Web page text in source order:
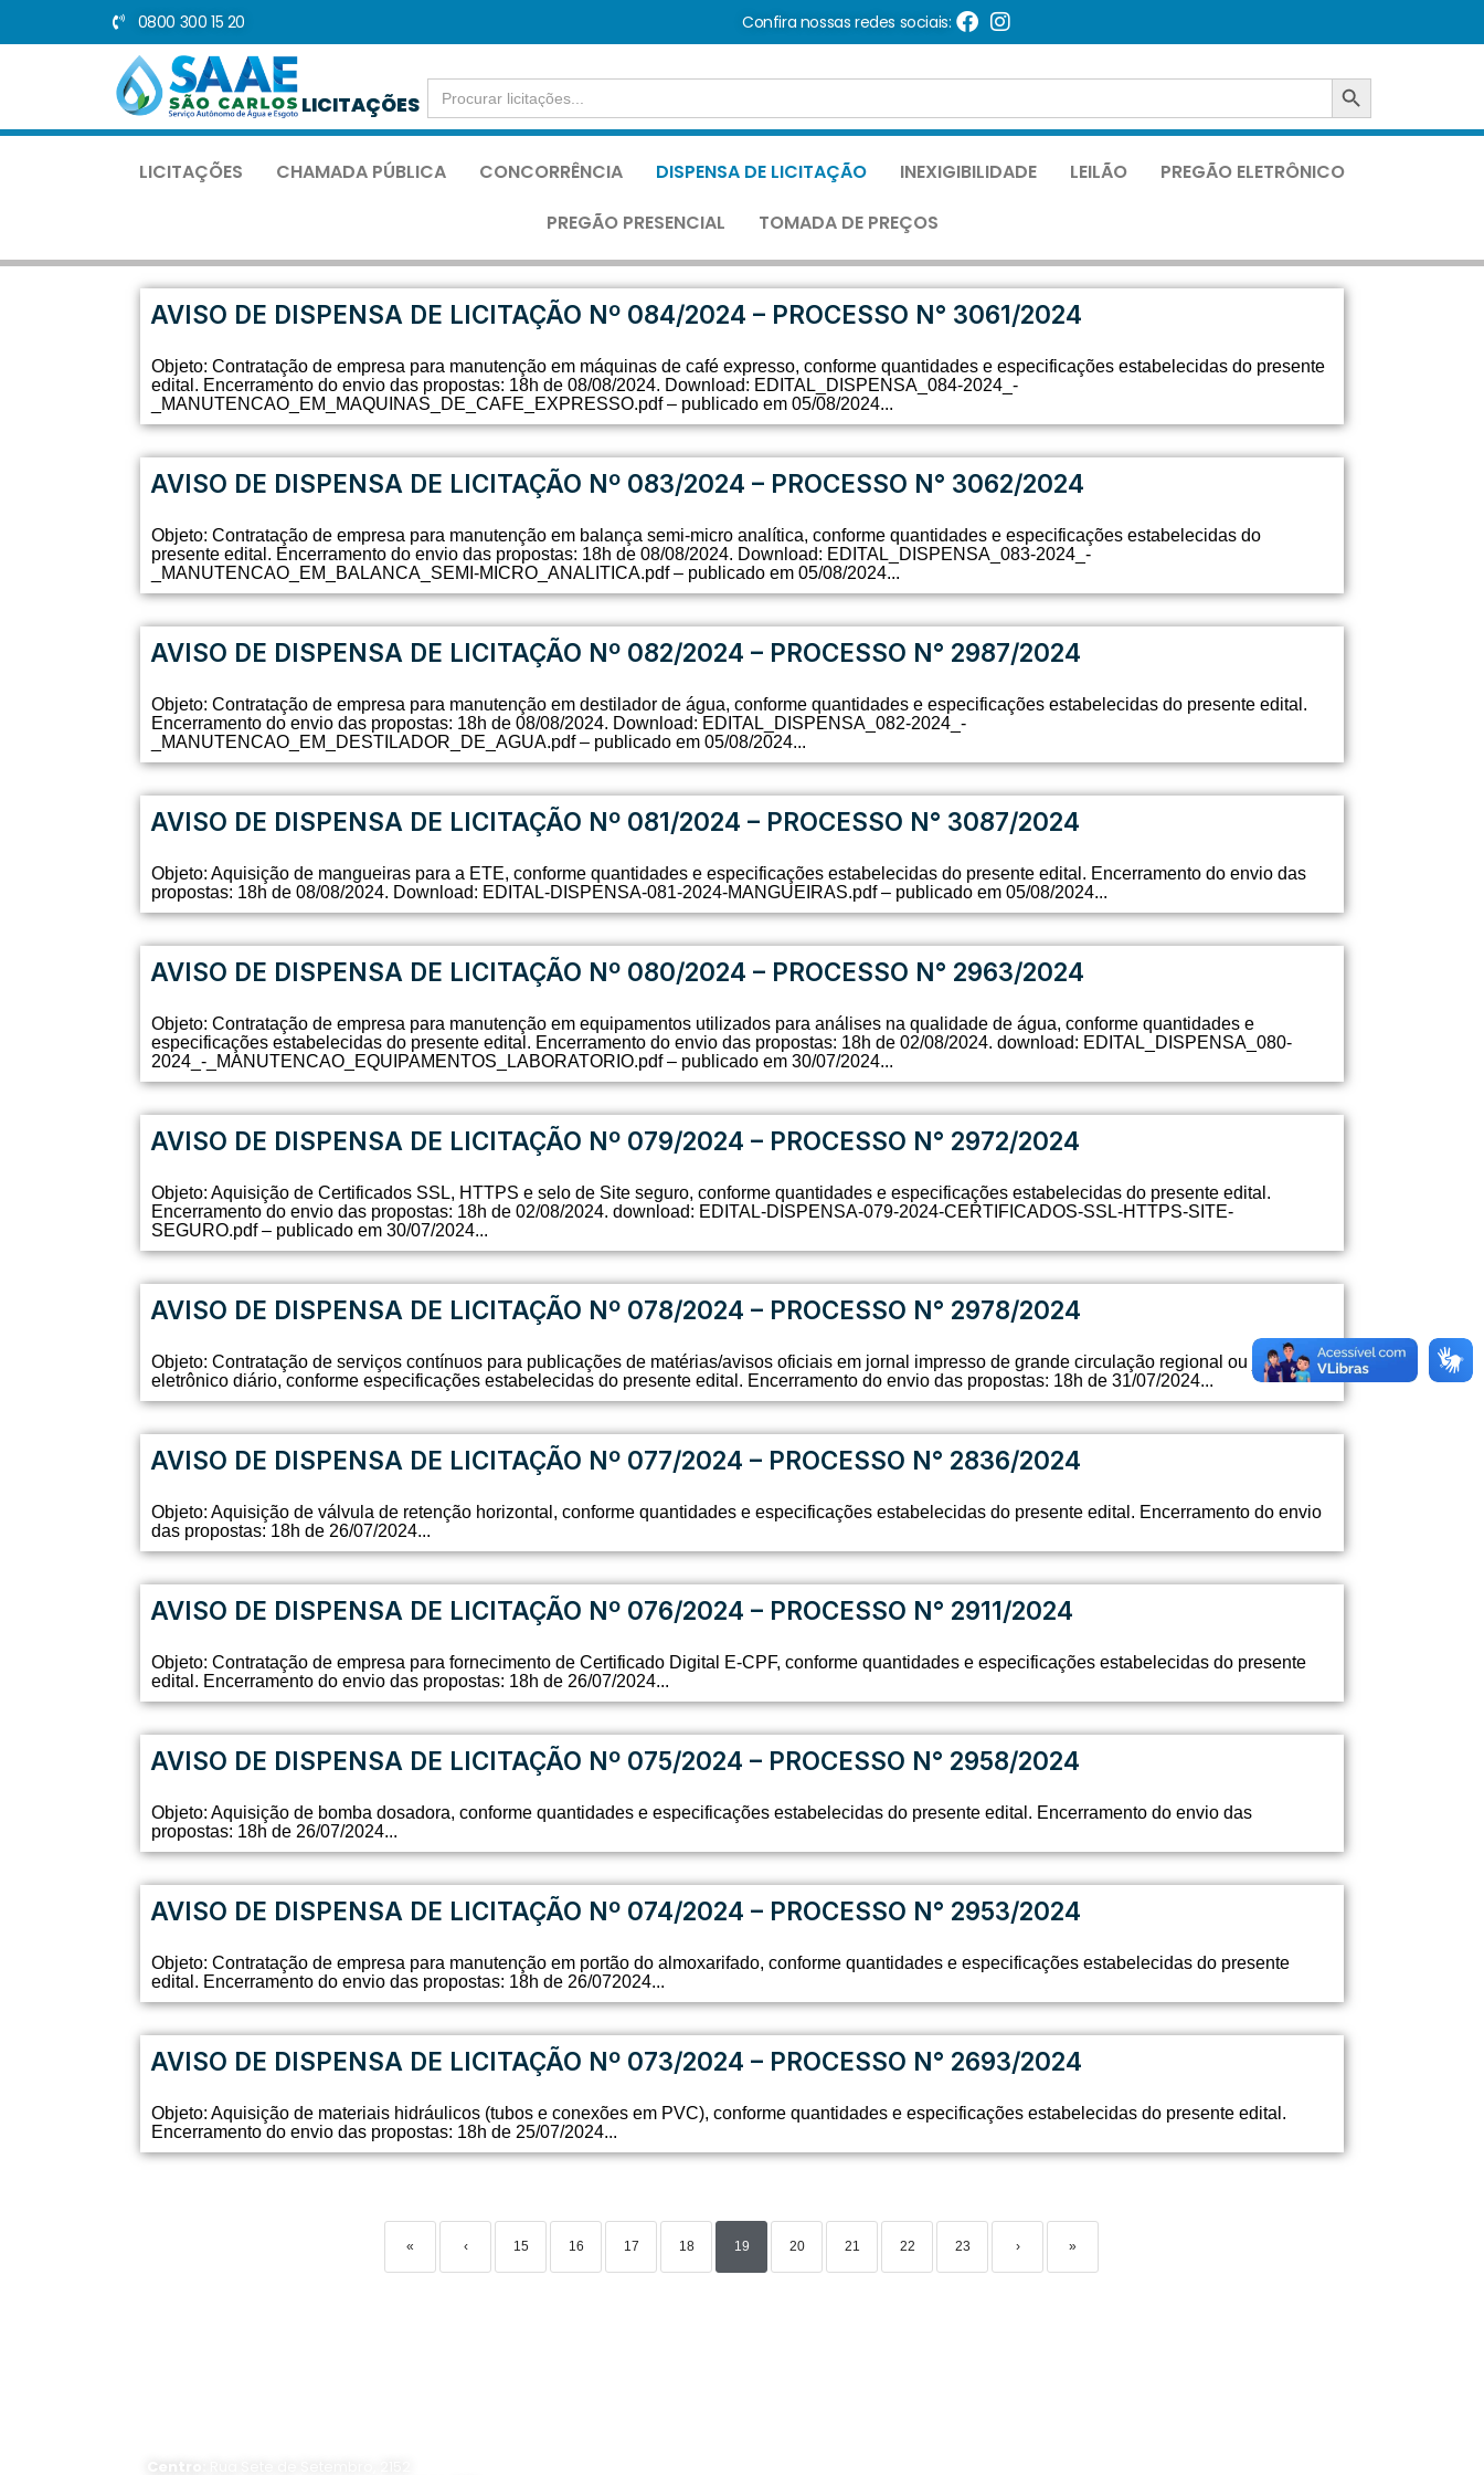
0800 300 15 20 Confira nossas redes sociais:
LICITAÇÕES
Search
for:
SEARCH BUTTON
LICITAÇÕES CHAMADA PÚBLICA CONCORRÊNCIA DISPENSA DE LICITAÇÃO INEXIGIBILIDADE LEILÃO
PREGÃO ELETRÔNICO
PREGÃO PRESENCIAL
TOMADA DE PREÇOS
AVISO DE DISPENSA DE LICITAÇÃO Nº 084/2024 – PROCESSO N° 3061/2024
Objeto: Contratação de empresa para manutenção em máquinas de café expresso, conforme quantidades e especificações estabelecidas do presente
edital. Encerramento do envio das propostas: 18h de 08/08/2024. Download: EDITAL_DISPENSA_084-2024_-
_MANUTENCAO_EM_MAQUINAS_DE_CAFE_EXPRESSO.pdf – publicado em 05/08/2024...
AVISO DE DISPENSA DE LICITAÇÃO Nº 083/2024 – PROCESSO N° 3062/2024
Objeto: Contratação de empresa para manutenção em balança semi-micro analítica, conforme quantidades e especificações estabelecidas do
presente edital. Encerramento do envio das propostas: 18h de 08/08/2024. Download: EDITAL_DISPENSA_083-2024_-
_MANUTENCAO_EM_BALANCA_SEMI-MICRO_ANALITICA.pdf – publicado em 05/08/2024...
AVISO DE DISPENSA DE LICITAÇÃO Nº 082/2024 – PROCESSO N° 2987/2024
Objeto: Contratação de empresa para manutenção em destilador de água, conforme quantidades e especificações estabelecidas do presente edital.
Encerramento do envio das propostas: 18h de 08/08/2024. Download: EDITAL_DISPENSA_082-2024_-
_MANUTENCAO_EM_DESTILADOR_DE_AGUA.pdf – publicado em 05/08/2024...
AVISO DE DISPENSA DE LICITAÇÃO Nº 081/2024 – PROCESSO N° 3087/2024
Objeto: Aquisição de mangueiras para a ETE, conforme quantidades e especificações estabelecidas do presente edital. Encerramento do envio das
propostas: 18h de 08/08/2024. Download: EDITAL-DISPENSA-081-2024-MANGUEIRAS.pdf – publicado em 05/08/2024...
AVISO DE DISPENSA DE LICITAÇÃO Nº 080/2024 – PROCESSO N° 2963/2024
Objeto: Contratação de empresa para manutenção em equipamentos utilizados para análises na qualidade de água, conforme quantidades e
especificações estabelecidas do presente edital. Encerramento do envio das propostas: 18h de 02/08/2024. download: EDITAL_DISPENSA_080-
2024_-_MANUTENCAO_EQUIPAMENTOS_LABORATORIO.pdf – publicado em 30/07/2024...
AVISO DE DISPENSA DE LICITAÇÃO Nº 079/2024 – PROCESSO N° 2972/2024
Objeto: Aquisição de Certificados SSL, HTTPS e selo de Site seguro, conforme quantidades e especificações estabelecidas do presente edital.
Encerramento do envio das propostas: 18h de 02/08/2024. download: EDITAL-DISPENSA-079-2024-CERTIFICADOS-SSL-HTTPS-SITE-
SEGURO.pdf – publicado em 30/07/2024...
AVISO DE DISPENSA DE LICITAÇÃO Nº 078/2024 – PROCESSO N° 2978/2024
Objeto: Contratação de serviços contínuos para publicações de matérias/avisos oficiais em jornal impresso de grande circulação regional ou jornal
eletrônico diário, conforme especificações estabelecidas do presente edital. Encerramento do envio das propostas: 18h de 31/07/2024...
AVISO DE DISPENSA DE LICITAÇÃO Nº 077/2024 – PROCESSO N° 2836/2024
Objeto: Aquisição de válvula de retenção horizontal, conforme quantidades e especificações estabelecidas do presente edital. Encerramento do envio
das propostas: 18h de 26/07/2024...
AVISO DE DISPENSA DE LICITAÇÃO Nº 076/2024 – PROCESSO N° 2911/2024
Objeto: Contratação de empresa para fornecimento de Certificado Digital E-CPF, conforme quantidades e especificações estabelecidas do presente
edital. Encerramento do envio das propostas: 18h de 26/07/2024...
AVISO DE DISPENSA DE LICITAÇÃO Nº 075/2024 – PROCESSO N° 2958/2024
Objeto: Aquisição de bomba dosadora, conforme quantidades e especificações estabelecidas do presente edital. Encerramento do envio das
propostas: 18h de 26/07/2024...
AVISO DE DISPENSA DE LICITAÇÃO Nº 074/2024 – PROCESSO N° 2953/2024
Objeto: Contratação de empresa para manutenção em portão do almoxarifado, conforme quantidades e especificações estabelecidas do presente
edital. Encerramento do envio das propostas: 18h de 26/072024...
AVISO DE DISPENSA DE LICITAÇÃO Nº 073/2024 – PROCESSO N° 2693/2024
Objeto: Aquisição de materiais hidráulicos (tubos e conexões em PVC), conforme quantidades e especificações estabelecidas do presente edital.
Encerramento do envio das propostas: 18h de 25/07/2024...
« ‹ 15 16 17 18 19 20 21 22 23 › »